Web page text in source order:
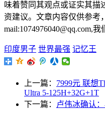
味着赞同其观点或证实其描
资建议。文章内容仅供参考
mail:1074976040@qq.com,我
印度男子 世界最强 记忆王
上一篇： 7999元 联想
Ultra 5-125H+32G+1T
下一篇： 卢伟冰确认